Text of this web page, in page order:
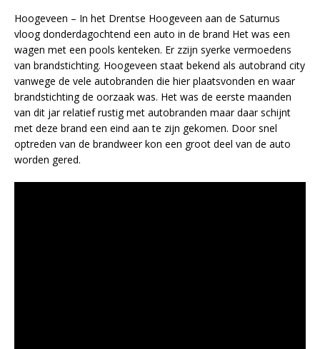
Hoogeveen – In het Drentse Hoogeveen aan de Saturnus
vloog donderdagochtend een auto in de brand Het was een
wagen met een pools kenteken. Er zzijn syerke vermoedens
van brandstichting. Hoogeveen staat bekend als autobrand city
vanwege de vele autobranden die hier plaatsvonden en waar
brandstichting de oorzaak was. Het was de eerste maanden
van dit jar relatief rustig met autobranden maar daar schijnt
met deze brand een eind aan te zijn gekomen. Door snel
optreden van de brandweer kon een groot deel van de auto
worden gered.